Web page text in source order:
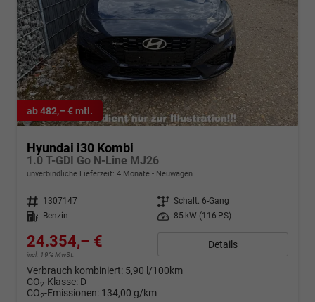
ab 482,– € mtl.
Hyundai i30 Kombi
1.0 T-GDI Go N-Line MJ26
unverbindliche Lieferzeit: 4 Monate Neuwagen
Fahrzeugnr. 1307147 Getriebe Schalt. 6-Gang
Kraftstoff
Benzin Leistung 85 kW (116 PS)
24.354,– €
incl. 19% MwSt.
Details
Verbrauch kombiniert: 5,90 l/100km
CO2-Klasse: D
CO2-Emissionen: 134,00 g/km